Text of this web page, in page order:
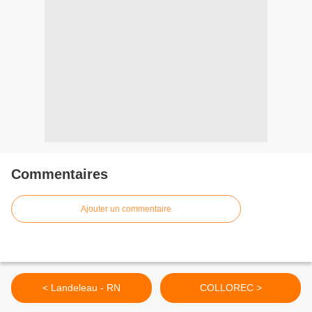
Commentaires
Ajouter un commentaire
< Landeleau - RN COLLOREC >